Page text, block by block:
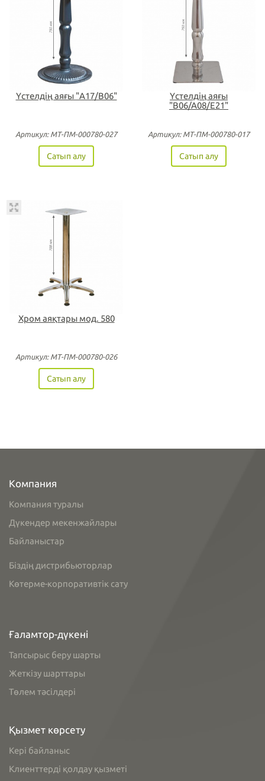
Үстелдің аяғы "А17/В06"
Артикул: МТ-ПМ-000780-027
Сатып алу
Үстелдің аяғы
"B06/A08/E21"
Артикул: МТ-ПМ-000780-017
Сатып алу
Хром аяқтары мод. 580
Артикул: МТ-ПМ-000780-026
Сатып алу
Компания
Компания туралы
Дүкендер мекенжайлары
Байланыстар
Біздің дистрибьюторлар
Көтерме-корпоративтік сату
Ғаламтор-дүкені
Тапсырыс беру шарты
Жеткізу шарттары
Төлем тәсілдері
Қызмет көрсету
Кері байланыс
Клиенттерді қолдау қызметі